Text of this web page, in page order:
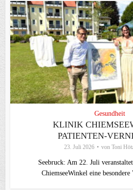
Gesundheit
KLINIK
PATIENTEN-
23. Juli 2026 von Toni
Seebruck: Am 22. Juli
ChiemseeWinkel eine besondere